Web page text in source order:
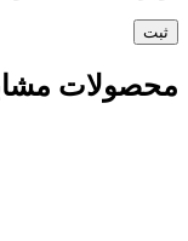
محصولات